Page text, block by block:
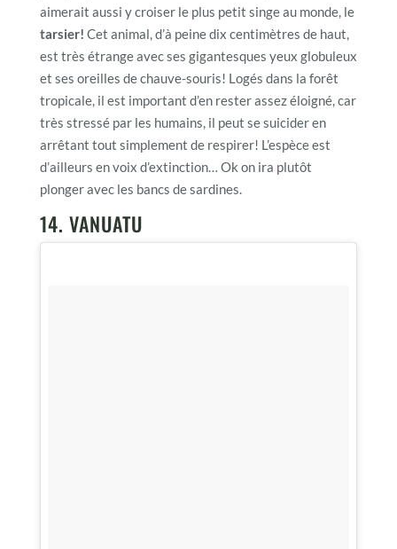
aimerait aussi y croiser le plus petit singe au monde, le
tarsier! Cet animal, d’à peine dix centimètres de haut,
est très étrange avec ses gigantesques yeux globuleux
et ses oreilles de chauve-souris! Logés dans la forêt
tropicale, il est important d’en rester assez éloigné, car
très stressé par les humains, il peut se suicider en
arrêtant tout simplement de respirer! L’espèce est
d’ailleurs en voix d’extinction… Ok on ira plutôt
plonger avec les bancs de sardines.
14. VANUATU